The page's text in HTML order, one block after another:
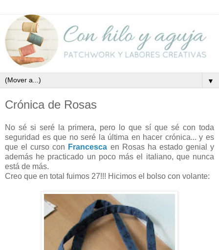
▼
Crónica de Rosas
No sé si seré la primera, pero lo que sí que sé con toda
seguridad es que no seré la última en hacer crónica... y es
que el curso con Francesca en Rosas ha estado genial y
además he practicado un poco más el italiano, que nunca
está de más.
Creo que en total fuimos 27!!! Hicimos el bolso con volante: